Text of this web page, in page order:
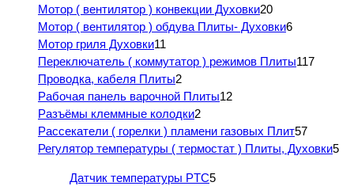
Мотор ( вентилятор ) конвекции Духовки20
Мотор ( вентилятор ) обдува Плиты- Духовки6
Мотор гриля Духовки11
Переключатель ( коммутатор ) режимов Плиты117
Проводка, кабеля Плиты2
Рабочая панель варочной Плиты12
Разъёмы клеммные колодки2
Рассекатели ( горелки ) пламени газовых Плит57
Регулятор температуры ( термостат ) Плиты, Духовки5
Датчик температуры PTC5